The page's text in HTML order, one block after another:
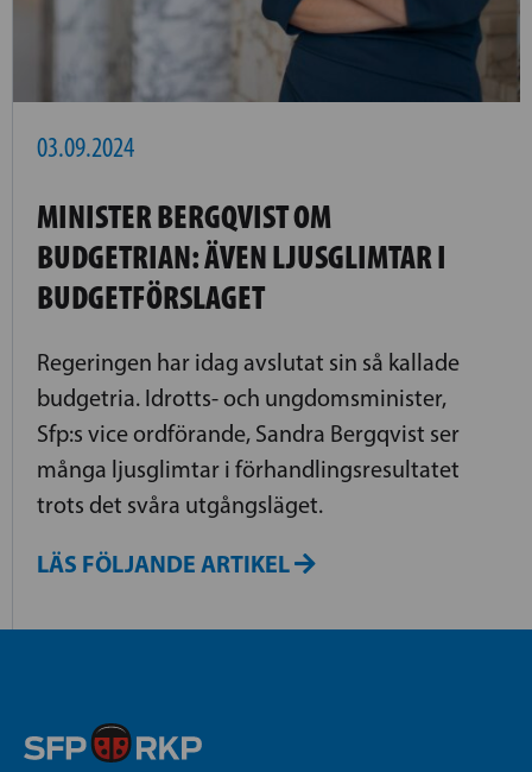
03.09.2024
MINISTER BERGQVIST OM
BUDGETRIAN: ÄVEN LJUSGLIMTAR I
BUDGETFÖRSLAGET
Regeringen har idag avslutat sin så kallade
budgetria. Idrotts- och ungdomsminister,
Sfp:s vice ordförande, Sandra Bergqvist ser
många ljusglimtar i förhandlingsresultatet
trots det svåra utgångsläget.
LÄS FÖLJANDE ARTIKEL